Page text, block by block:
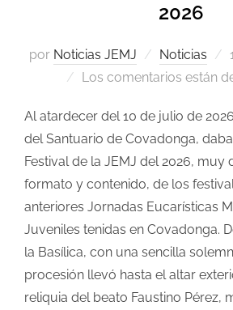
2026
por Noticias JEMJ Noticias
Los comentarios están
Al atardecer del 10 de julio de
del Santuario de Covadonga,
Festival de la JEMJ del 2026, muy
formato y contenido, de los
anteriores Jornadas Eucarísticas
Juveniles tenidas en Covadonga.
la Basílica, con una sencilla
procesión llevó hasta el altar
reliquia del beato Faustino Pérez,